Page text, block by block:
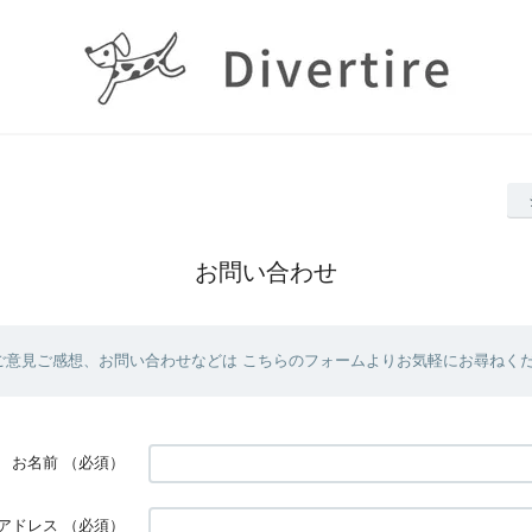
お問い合わせ
見ご感想、お問い合わせなどは こちらのフォームよりお気軽にお尋ねく
お名前 （必須）
ドレス （必須）